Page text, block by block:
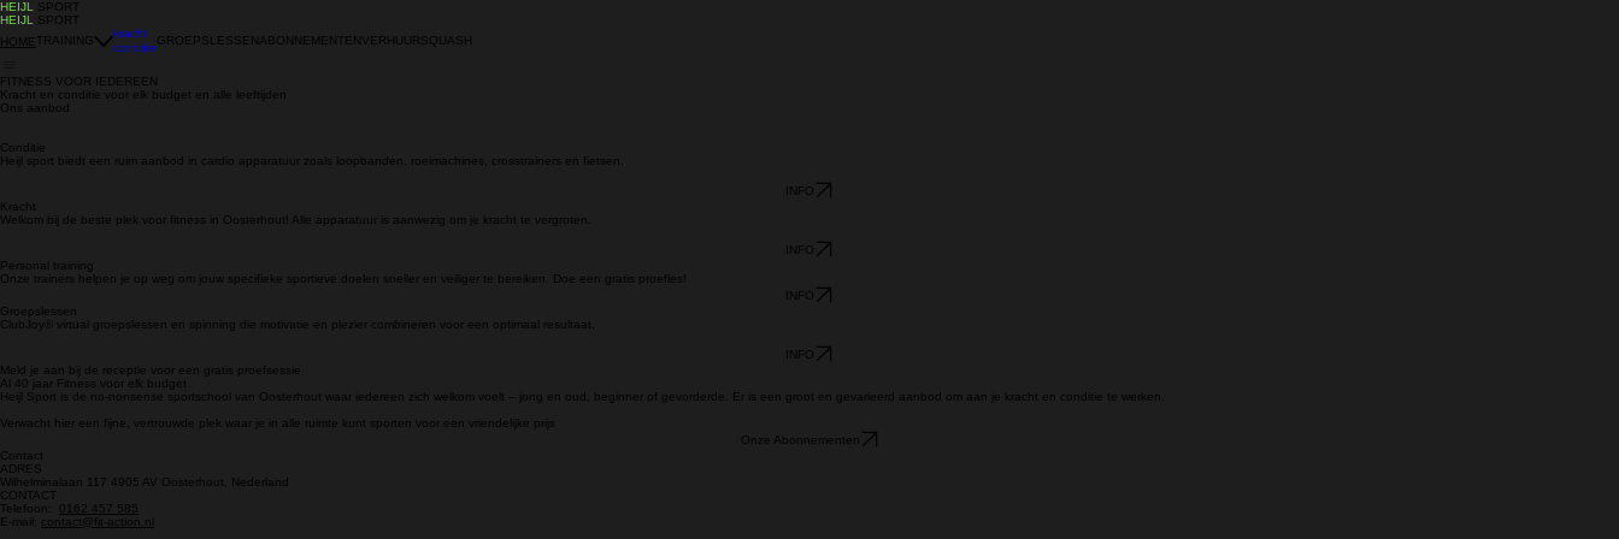
HEIJL
SPORT
HEIJL
SPORT
HOME
TRAINING
kracht
conditie
GROEPSLESSEN ABONNEMENTEN VERHUURSQUASH
FITNESS VOOR IEDEREEN
Kracht en conditie voor elk budget en alle leeftijden
Ons aanbod
Conditie
Heijl sport biedt een ruim aanbod in cardio apparatuur zoals loopbanden, roeimachines, crosstrainers en fietsen.
INFO
Kracht
Welkom bij de beste plek voor fitness in Oosterhout! Alle apparatuur is aanwezig om je kracht te vergroten.
INFO
Personal training
Onze trainers helpen je op weg om jouw specifieke sportieve doelen sneller en veiliger te bereiken. Doe een gratis proefles!
INFO
Groepslessen
ClubJoy® virtual
groepslessen en spinning die motivatie en plezier combineren voor een optimaal resultaat.
INFO
Meld je aan bij de receptie voor een gratis proefsessie
Al 40 jaar Fitness voor elk budget
Heijl Sport is de no-nonsense sportschool van Oosterhout waar iedereen zich welkom voelt – jong en oud, beginner of gevorderde. Er is een groot en gevarieerd aanbod om aan je kracht en conditie te werken.
Verwacht hier een fijne, vertrouwde plek waar je in alle ruimte kunt sporten voor een vriendelijke prijs
Onze Abonnementen
Contact
ADRES
Wilhelminalaan 117 4905 AV Oosterhout, Nederland
CONTACT
Telefoon:
0162 457 585
E-mail:
contact@fit-action.nl